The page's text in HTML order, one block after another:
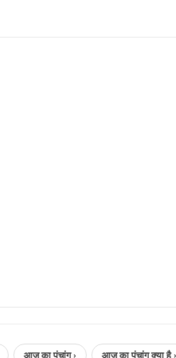
आज का पंचांग › आज का पंचांग क्या है ›